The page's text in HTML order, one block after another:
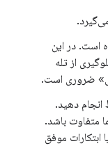
در این
از تله
است.
دهید.
باشد.
موفق